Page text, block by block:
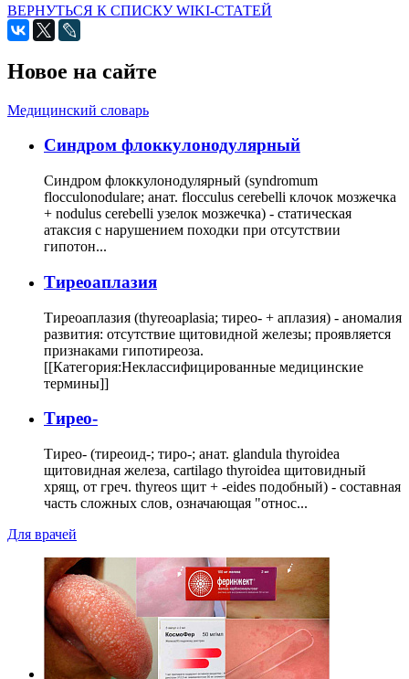
ВЕРНУТЬСЯ К СПИСКУ WIKI-СТАТЕЙ
Новое на сайте
Медицинский словарь
Cиндром флоккулонодулярный
Синдром флоккулонодулярный (syndromum
flocculonodulare; анат. flocculus cerebelli клочок мозжечка
+ nodulus cerebelli узелок мозжечка) - статическая
атаксия с нарушением походки при отсутствии
гипотон...
Тиреоаплазия
Тиреоаплазия (thyreoaplasia; тирео- + аплазия) - аномалия
развития: отсутствие щитовидной железы; проявляется
признаками гипотиреоза.
[[Категория:Неклассифицированные медицинские
термины]]
Тирео-
Тирео- (тиреоид-; тиро-; анат. glandula thyroidea
щитовидная железа, cartilago thyroidea щитовидный
хрящ, от греч. thyreos щит + -eides подобный) - составная
часть сложных слов, означающая "относ...
Для врачей